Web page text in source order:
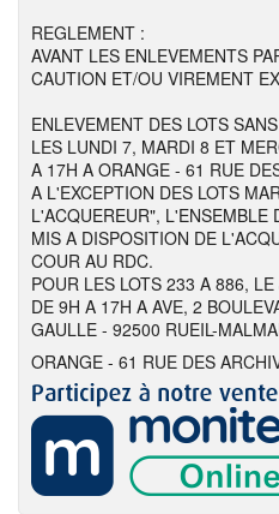
REGLEMENT :
AVANT LES ENLEVEMENTS
CAUTION ET/OU VIREMENT
ENLEVEMENT DES LOTS
LES LUNDI 7, MARDI 8 ET
A 17H A ORANGE - 61 RUE
A L'EXCEPTION DES LOTS
L'ACQUEREUR", L'ENSEMBLE
MIS A DISPOSITION DE
COUR AU RDC.
POUR LES LOTS 233 A 886,
DE 9H A 17H A AVE, 2
GAULLE - 92500 RUEIL-
ORANGE - 61 RUE DES